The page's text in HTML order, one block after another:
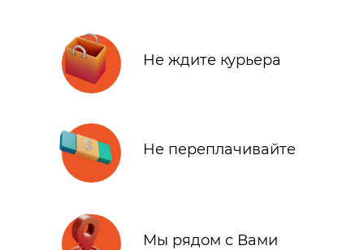
Не ждите курьера
Не переплачивайте
Мы рядом с Вами